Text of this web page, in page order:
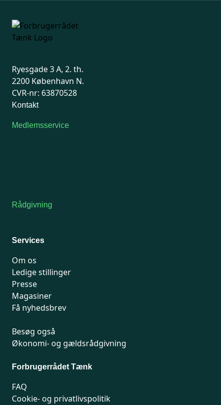
Ryesgade 3 A, 2. th.
2200 København N.
CVR-nr: 63870528
Kontakt
Medlemsservice
Rådgivning
Services
Om os
Ledige stillinger
Presse
Magasiner
Få nyhedsbrev
Besøg også
Økonomi- og gældsrådgivning
Forbrugerrådet Tænk
FAQ
Cookie- og privatlivspolitik